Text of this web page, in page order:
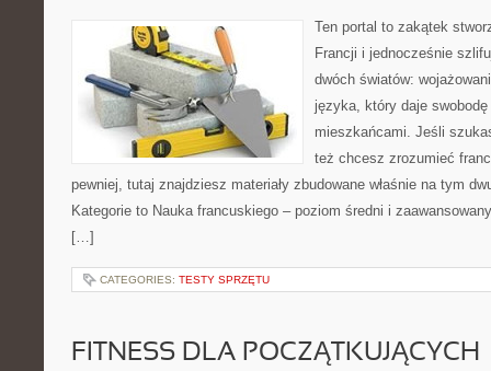
Ten portal to zakątek
Francji i jednocześnie
dwóch światów:
języka, który daje
mieszkańcami. Jeśli
też chcesz zrozumieć
pewniej, tutaj znajdziesz materiały zbudowane właśnie na tym
Kategorie to Nauka francuskiego – poziom średni i
[…]
CATEGORIES: TESTY SPRZĘTU
FITNESS DLA POCZĄTKUJĄCYCH